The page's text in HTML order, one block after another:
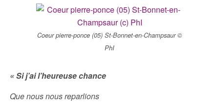
Coeur pierre-ponce (05) St-Bonnet-en-Champsaur ©
PhI
« Si j’ai l’heureuse chance
Que nous nous reparlions